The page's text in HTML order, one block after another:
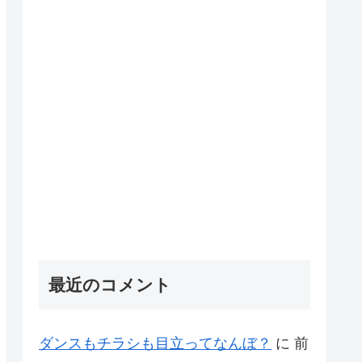
最近のコメント
ダンスもチラシも目立ってなんぼ？ に 前